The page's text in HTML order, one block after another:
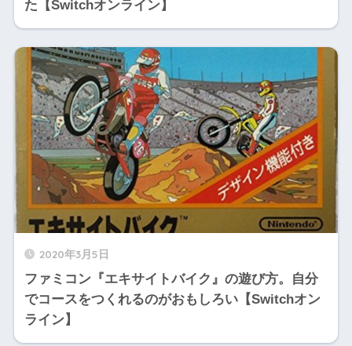
た【Switchオンライン】
2020年3月5日
ファミコン『エキサイトバイク』の遊び方。自分
でコースをつくれるのがおもしろい【Switchオン
ライン】